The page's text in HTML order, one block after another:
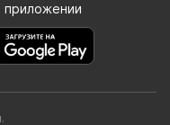
приложении